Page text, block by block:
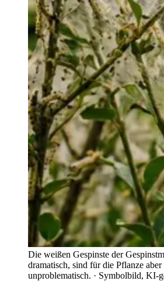
Die weißen Gespinste der
dramatisch, sind für die Pflanze aber
unproblematisch. · Symbolbild, KI-